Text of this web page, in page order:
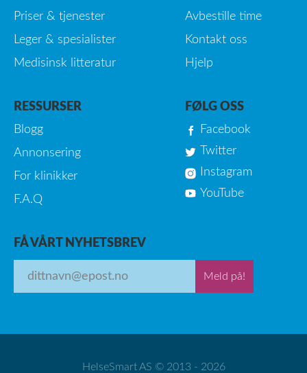
Priser & tjenester
Leger & spesialister
Medisinsk litteratur
Avbestille time
Kontakt oss
Hjelp
RESSURSER
Blogg
Annonsering
For klinikker
F.A.Q
FØLG OSS
Facebook
Twitter
Instagram
YouTube
FÅ VÅRT NYHETSBREV
Meld på!
HelseSmart AS © 2013 - 2026